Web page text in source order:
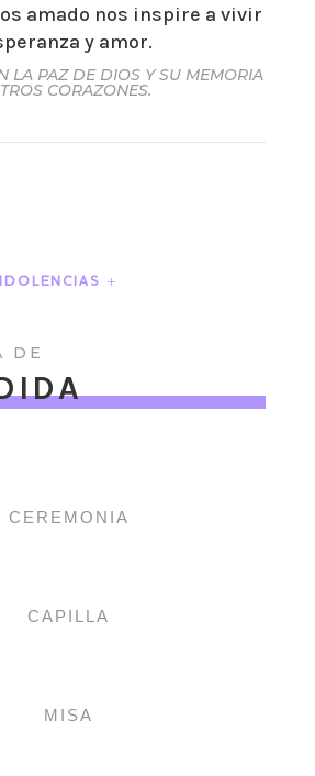
amado nos inspire a vivir
y amor.
LA PAZ DE DIOS Y SU MEMORIA
CORAZONES.
DE
CEREMONIA
CAPILLA
MISA